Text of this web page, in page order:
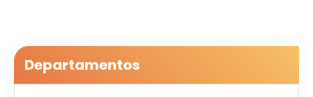
Departamentos